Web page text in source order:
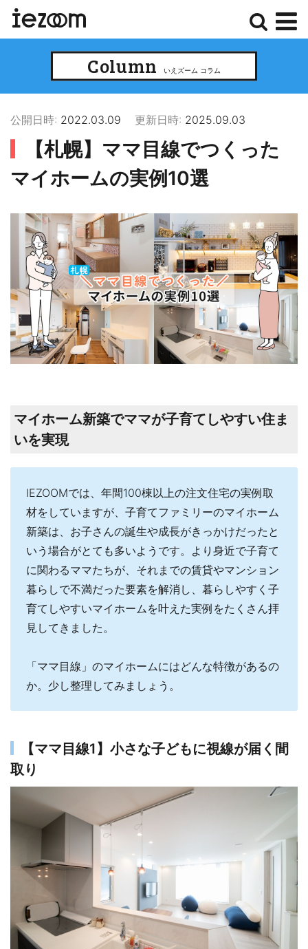
ュ
Column いえズーム コラム
公開日時: 2022.03.09 更新日時: 2025.09.03
【札幌】ママ目線でつくった
マイホームの実例10選
マイホーム新築でママが子育てしやすい住ま
いを実現
IEZOOMでは、年間100棟以上の注文住宅の実例取
材をしていますが、子育てファミリーのマイホーム
新築は、お子さんの誕生や成長がきっかけだったと
いう場合がとても多いようです。より身近で子育て
に関わるママたちが、それまでの賃貸やマンション
暮らしで不満だった要素を解消し、暮らしやすく子
育てしやすいマイホームを叶えた実例をたくさん拝
見してきました。
「ママ目線」のマイホームにはどんな特徴があるの
か。少し整理してみましょう。
【ママ目線1】小さな子どもに視線が届く間
取り